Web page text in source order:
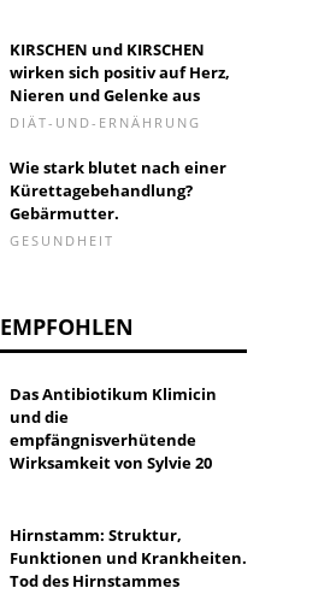
KIRSCHEN und KIRSCHEN
wirken sich positiv auf Herz,
Nieren und Gelenke aus
DIÄT-UND-ERNÄHRUNG
Wie stark blutet nach einer
Kürettagebehandlung?
Gebärmutter.
GESUNDHEIT
EMPFOHLEN
Das Antibiotikum Klimicin
und die
empfängnisverhütende
Wirksamkeit von Sylvie 20
Hirnstamm: Struktur,
Funktionen und Krankheiten.
Tod des Hirnstammes